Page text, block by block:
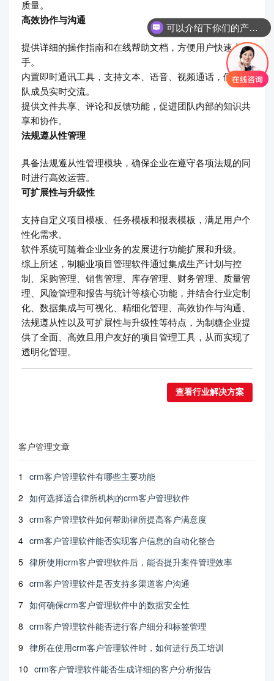
质量。
高效协作与沟通
提供详细的操作指南和在线帮助文档，方便用户快速上
手。
内置即时通讯工具，支持文本、语音、视频通话，便于团
队成员实时交流。
提供文件共享、评论和反馈功能，促进团队内部的知识共
享和协作。
法规遵从性管理
具备法规遵从性管理模块，确保企业在遵守各项法规的同
时进行高效运营。
可扩展性与升级性
支持自定义项目模板、任务模板和报表模板，满足用户个
性化需求。
软件系统可随着企业业务的发展进行功能扩展和升级。
综上所述，制糖业项目管理软件通过集成生产计划与控
制、采购管理、销售管理、库存管理、财务管理、质量管
理、风险管理和报告与统计等核心功能，并结合行业定制
化、数据集成与可视化、精细化管理、高效协作与沟通、
法规遵从性以及可扩展性与升级性等特点，为制糖企业提
供了全面、高效且用户友好的项目管理工具，从而实现了
透明化管理。
查看行业解决方案
客户管理文章
1
crm客户管理软件有哪些主要功能
2 如何选择适合律所机构的crm客户管理软件
3 crm客户管理软件如何帮助律所提高客户满意度
4 crm客户管理软件能否实现客户信息的自动化整合
5 律所使用crm客户管理软件后，能否提升案件管理效率
6 crm客户管理软件是否支持多渠道客户沟通
7 如何确保crm客户管理软件中的数据安全性
8 crm客户管理软件能否进行客户细分和标签管理
9 律所在使用crm客户管理软件时，如何进行员工培训
10 crm客户管理软件能否生成详细的客户分析报告
可以介绍下你们的产品么